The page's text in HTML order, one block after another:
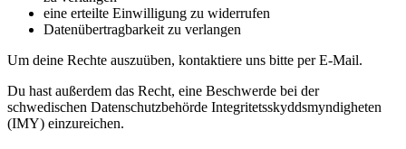
eine erteilte Einwilligung zu widerrufen
Datenübertragbarkeit zu verlangen
Um deine Rechte auszuüben, kontaktiere uns bitte per E-Mail.
Du hast außerdem das Recht, eine Beschwerde bei der
schwedischen Datenschutzbehörde Integritetsskyddsmyndigheten
(IMY) einzureichen.